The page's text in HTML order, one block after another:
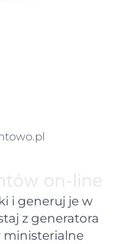
i generuj je w
z generatora
ministerialne